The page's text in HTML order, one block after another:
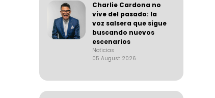
Charlie Cardona no
vive del pasado: la
voz salsera que sigue
buscando nuevos
escenarios
Noticias
05 August 2026